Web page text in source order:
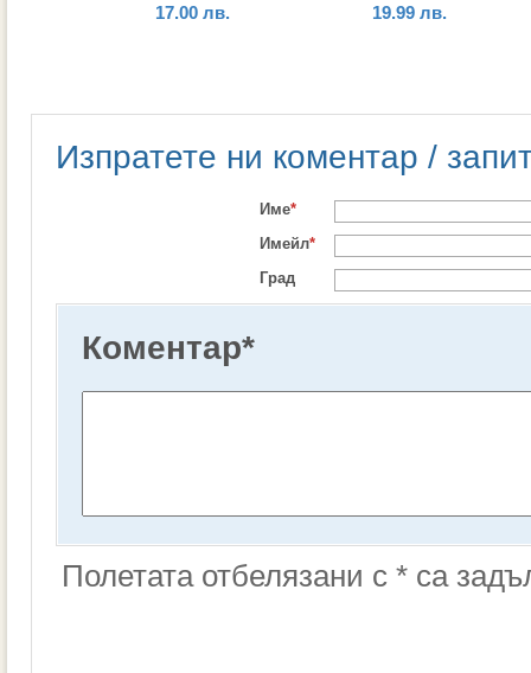
17.00 лв. 19.99 лв.
Изпратете ни коментар /
Име*
Имейл*
Град
Коментар*
Полетата отбелязани с * са